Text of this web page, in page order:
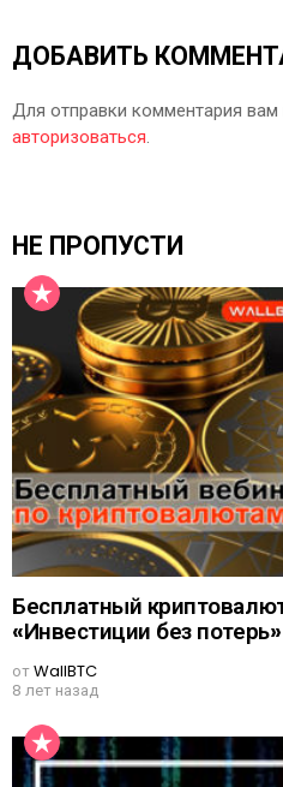
ДОБАВИТЬ
Для отправки комментария
авторизоваться.
НЕ ПРОПУСТИ
Бесплатный
«Инвестиции без потерь»
отWallBTC
8 лет назад